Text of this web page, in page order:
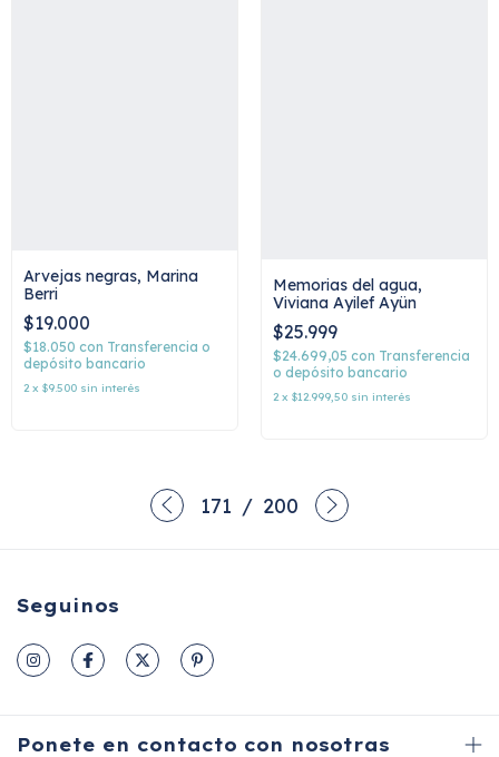
Arvejas negras, Marina
Berri
$19.000
$18.050 con Transferencia o
depósito bancario
2 x $9.500 sin interés
Memorias del agua,
Viviana Ayilef Ayün
$25.999
$24.699,05 con Transferencia
o depósito bancario
2 x $12.999,50 sin interés
171 / 200
Seguinos
Ponete en contacto con nosotras